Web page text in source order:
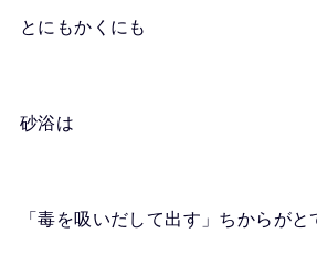
とにもかくにも
砂浴は
「毒を吸いだして出す」ちからがと